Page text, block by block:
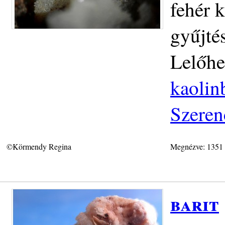
fehér
©Körmendy Regina Megnézve:
barit